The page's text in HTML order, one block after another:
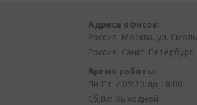
Адреса офисов:
Россия, Москва, ул.
Россия, Санкт-
Время работы:
Пн-Пт: с 09:30 до 18:00
Сб,Вс: Выходной